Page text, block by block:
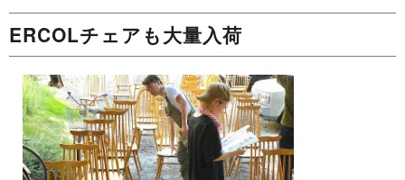
ERCOLチェアも大量入荷